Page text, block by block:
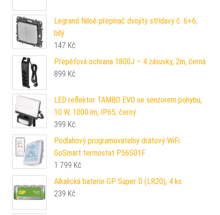
Legrand Niloé přepínač dvojitý střídavý č. 6+6,
bílý
147 Kč
Přepěťová ochrana 1800J – 4 zásuvky, 2m, černá
899 Kč
LED reflektor TAMBO EVO se senzorem pohybu,
10 W, 1000 lm, IP65, černý
399 Kč
Podlahový programovatelný drátový WiFi
GoSmart termostat P56S01F
1 799 Kč
Alkalická baterie GP Super D (LR20), 4 ks
239 Kč